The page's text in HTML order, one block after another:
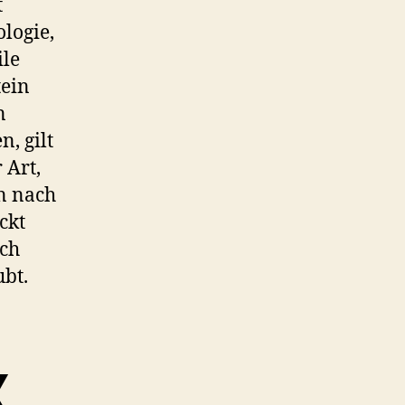
gilt
Art,
nach